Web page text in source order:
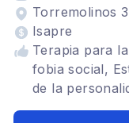
Torremolinos
Isapre
Terapia para
fobia social,
de la